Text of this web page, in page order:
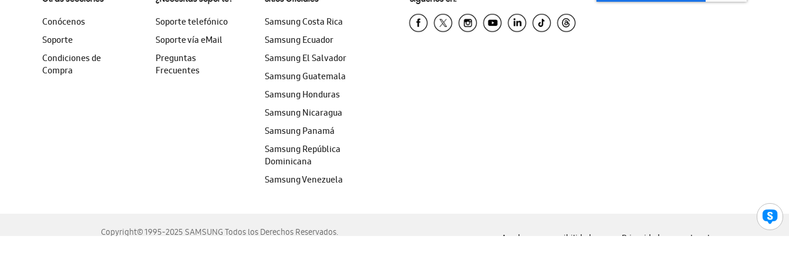
Conócenos
Soporte
Condiciones de
Compra
Soporte telefónico
Soporte vía eMail
Preguntas
Frecuentes
Samsung Costa Rica
Samsung Ecuador
Samsung El Salvador
Samsung Guatemala
Samsung Honduras
Samsung Nicaragua
Samsung Panamá
Samsung República
Dominicana
Samsung Venezuela
Copyright© 1995-2025 SAMSUNG Todos los Derechos Reservados.
Ayuda para accesibilidad Privacidad Legal